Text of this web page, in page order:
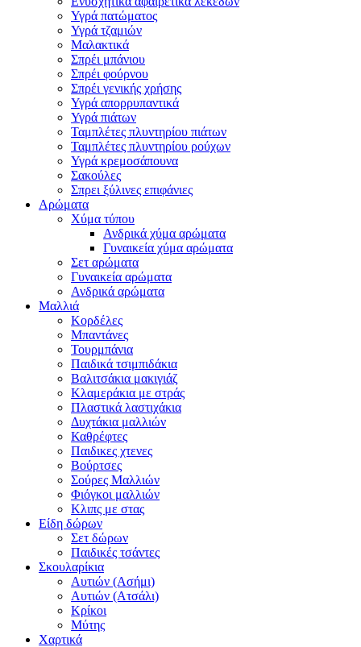
Υγρά πατώματος
Υγρά τζαμιών
Μαλακτικά
Σπρέι μπάνιου
Σπρέι φούρνου
Σπρέι γενικής χρήσης
Υγρά απορρυπαντικά
Υγρά πιάτων
Ταμπλέτες πλυντηρίου πιάτων
Ταμπλέτες πλυντηρίου ρούχων
Υγρά κρεμοσάπουνα
Σακούλες
Σπρει ξύλινες επιφάνιες
Αρώματα
Χύμα τύπου
Ανδρικά χύμα αρώματα
Γυναικεία χύμα αρώματα
Σετ αρώματα
Γυναικεία αρώματα
Ανδρικά αρώματα
Μαλλιά
Κορδέλες
Μπαντάνες
Τουρμπάνια
Παιδικά τσιμπιδάκια
Βαλιτσάκια μακιγιάζ
Κλαμεράκια με στράς
Πλαστικά λαστιχάκια
Δυχτάκια μαλλιών
Καθρέφτες
Παιδικες χτενες
Βούρτσες
Σούρες Μαλλιών
Φιόγκοι μαλλιών
Κλιπς με στας
Είδη δώρων
Σετ δώρων
Παιδικές τσάντες
Σκουλαρίκια
Αυτιών (Ασήμι)
Αυτιών (Ατσάλι)
Κρίκοι
Μύτης
Χαρτικά